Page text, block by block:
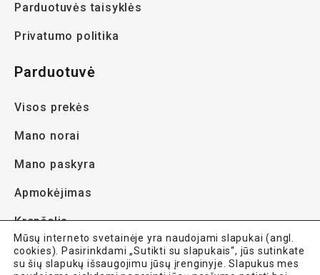
Parduotuvės taisyklės
Privatumo politika
Parduotuvė
Visos prekės
Mano norai
Mano paskyra
Apmokėjimas
Krepšelis
Mūsų interneto svetainėje yra naudojami slapukai (angl.
cookies). Pasirinkdami „Sutikti su slapukais“, jūs sutinkate
su šių slapukų išsaugojimu jūsų įrenginyje. Slapukus mes